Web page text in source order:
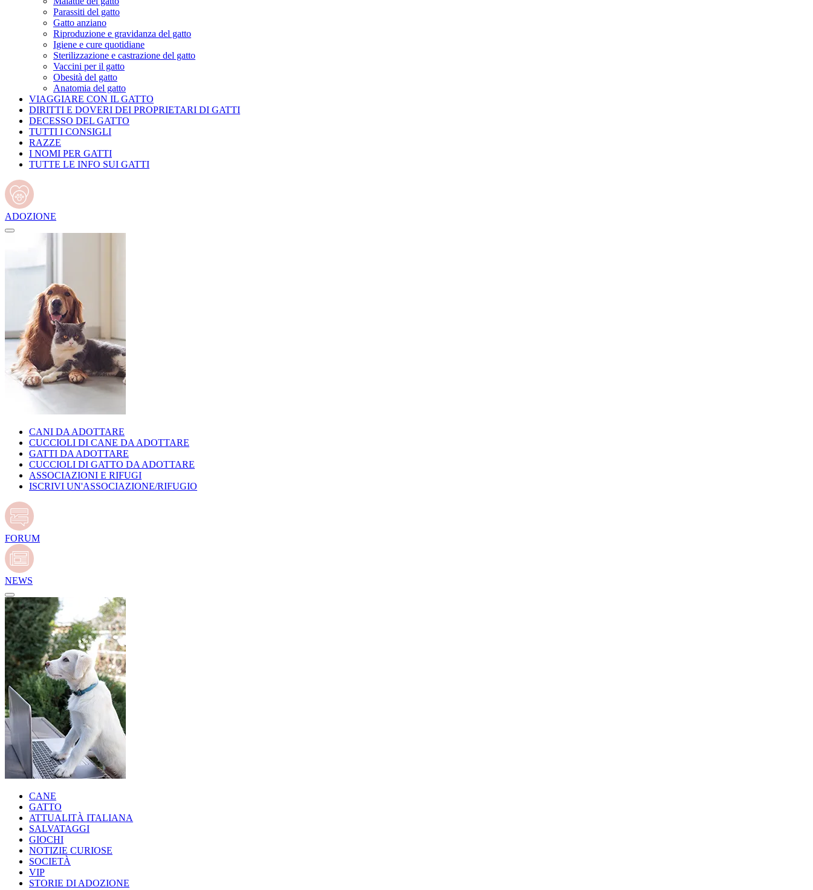
Parassiti del gatto
Gatto anziano
Riproduzione e gravidanza del gatto
Igiene e cure quotidiane
Sterilizzazione e castrazione del gatto
Vaccini per il gatto
Obesità del gatto
Anatomia del gatto
VIAGGIARE CON IL GATTO
DIRITTI E DOVERI DEI PROPRIETARI DI GATTI
DECESSO DEL GATTO
TUTTI I CONSIGLI
RAZZE
I NOMI PER GATTI
TUTTE LE INFO SUI GATTI
ADOZIONE
CANI DA ADOTTARE
CUCCIOLI DI CANE DA ADOTTARE
GATTI DA ADOTTARE
CUCCIOLI DI GATTO DA ADOTTARE
ASSOCIAZIONI E RIFUGI
ISCRIVI UN'ASSOCIAZIONE/RIFUGIO
FORUM
NEWS
CANE
GATTO
ATTUALITÀ ITALIANA
SALVATAGGI
GIOCHI
NOTIZIE CURIOSE
SOCIETÀ
VIP
STORIE DI ADOZIONE